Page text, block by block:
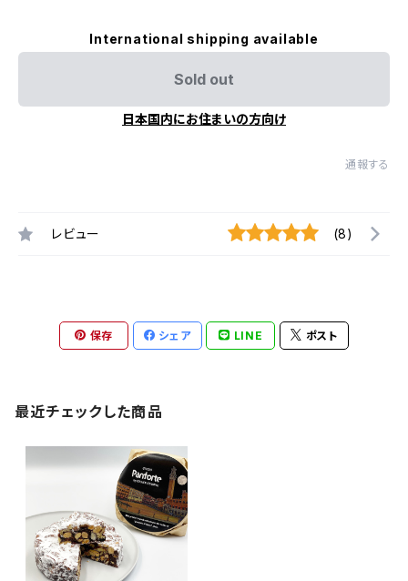
International shipping available
Sold out
日本国内にお住まいの方向け
通報する
レビュー (8)
保存 シェア LINE ポスト
最近チェックした商品